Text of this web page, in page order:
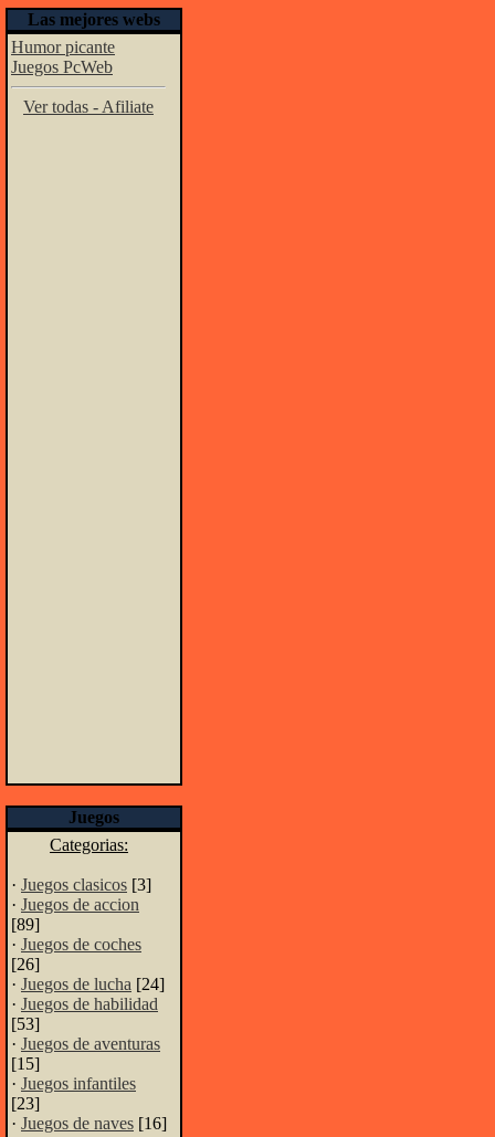
Las mejores webs
Humor picante
Juegos PcWeb
Ver todas - Afiliate
Juegos
Categorias:
· Juegos clasicos [3]
· Juegos de accion
[89]
· Juegos de coches
[26]
· Juegos de lucha [24]
· Juegos de habilidad
[53]
· Juegos de aventuras
[15]
· Juegos infantiles
[23]
· Juegos de naves [16]